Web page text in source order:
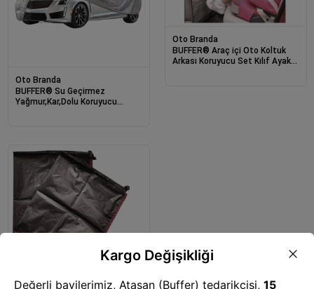
Oto Branda
BUFFER® Su Geçirmez
Yağmur,Kar,Dolu Koruyucu
Oto Branda
BUFFER® Araç içi Oto Koltuk
Arkası Koruyucu Set Kılıf Ayak